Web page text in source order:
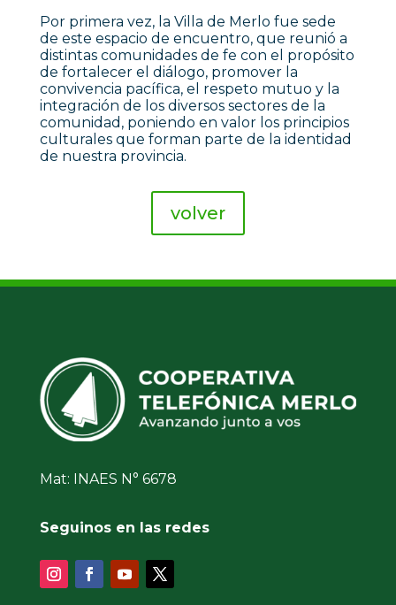
Por primera vez, la Villa de Merlo fue sede
de este espacio de encuentro, que reunió a
distintas comunidades de fe con el propósito
de fortalecer el diálogo, promover la
convivencia pacífica, el respeto mutuo y la
integración de los diversos sectores de la
comunidad, poniendo en valor los principios
culturales que forman parte de la identidad
de nuestra provincia.
volver
Mat: INAES N° 6678
Seguinos en las redes